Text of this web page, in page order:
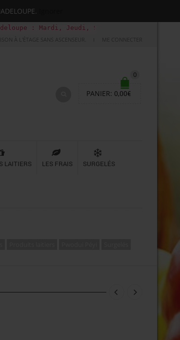
Jeudi, Samedi (Basse-terre uniquement le
À L'ÉTAGE SANS ASCENSEUR.
ME CONNECTER
0
PANIER: 0,00€
LAITIERS LES FRAIS SURGELÉS